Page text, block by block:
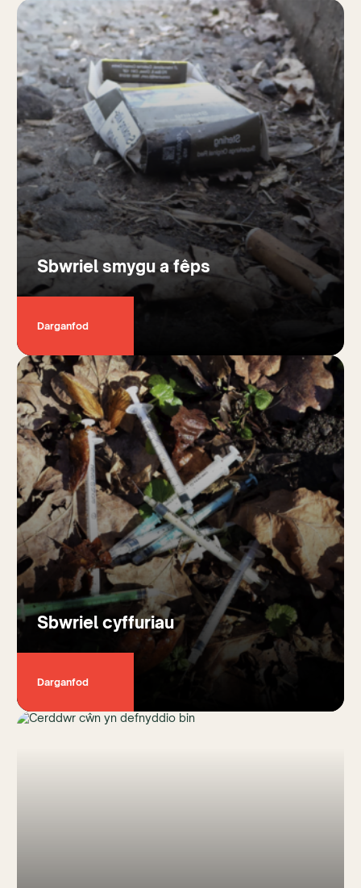
Sbwriel smygu a fêps
Darganfod
Sbwriel cyffuriau
Darganfod